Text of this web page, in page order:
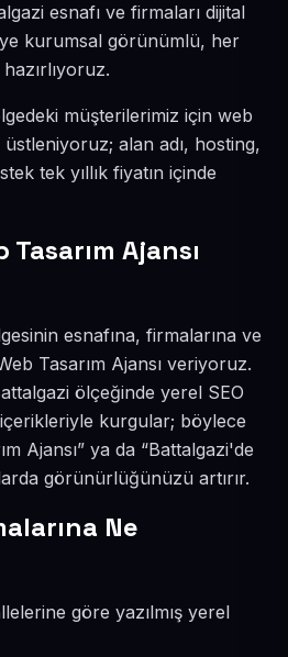
esnafı ve firmaları dijital
kurumsal görünümlü, her
müşterilerimiz için web
alan adı, hosting,
tek yıllık fiyatın içinde
Ajansı
esnafına, firmalarına ve
Tasarım Ajansı veriyoruz.
ölçeğinde yerel SEO
kurgular; böylece
Ajansı” ya da “Battalgazi'de
görünürlüğünüzü artırır.
Ne
göre yazılmış yerel